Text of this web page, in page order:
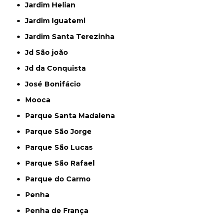
Jardim Helian
Jardim Iguatemi
Jardim Santa Terezinha
Jd São joão
Jd da Conquista
José Bonifácio
Mooca
Parque Santa Madalena
Parque São Jorge
Parque São Lucas
Parque São Rafael
Parque do Carmo
Penha
Penha de França